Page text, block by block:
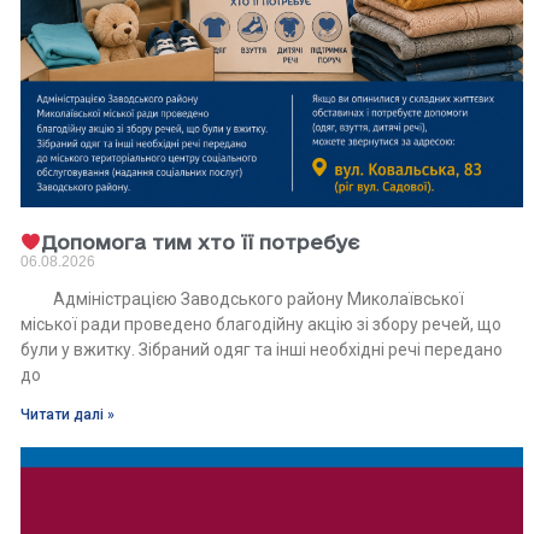
Допомога тим хто її потребує
06.08.2026
Адміністрацією Заводського району Миколаївської
міської ради проведено благодійну акцію зі збору речей, що
були у вжитку. Зібраний одяг та інші необхідні речі передано
до
Читати далі »